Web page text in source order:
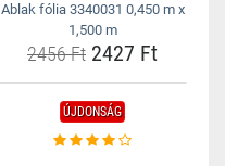
Ablak fólia 3340031 0,450 m x
1,500 m
2456 Ft 2427 Ft
ÚJDONSÁG